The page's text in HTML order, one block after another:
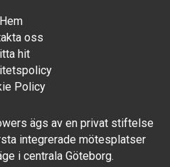
Hem
oss
hit
Policy
ägs av en privat stiftelse
integrerade mötesplatser
i centrala Göteborg.